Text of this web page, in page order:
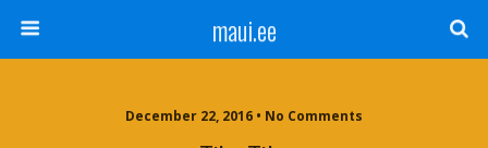
maui.ee
December 22, 2016 • No Comments